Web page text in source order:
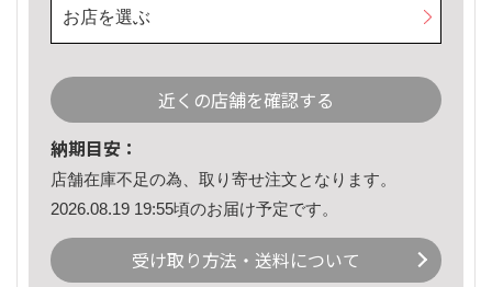
お店を選ぶ
近くの店舗を確認する
納期目安：
店舗在庫不足の為、取り寄せ注文となります。
2026.08.19 19:55頃のお届け予定です。
受け取り方法・送料について